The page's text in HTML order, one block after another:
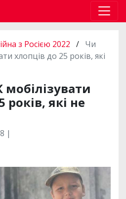
з Росією 2022 / Чи
хлопців до 25 років, які
років, які не
|